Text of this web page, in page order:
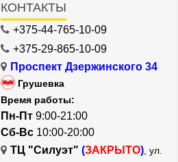
КОНТАКТЫ
+375-44-765-10-09
+375-29-865-10-09
Проспект Дзержинского 34
Грушевка
Время работы:
Пн-Пт 9:00-21:00
Сб-Вс 10:00-20:00
ТЦ "Силуэт" (ЗАКРЫТО), ул.